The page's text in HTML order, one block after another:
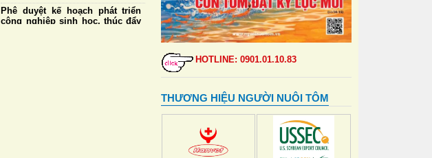
Phê duyệt kế hoạch phát triển
công nghiệp sinh học, thúc đẩy
HOTLINE: 0901.01.10.83
THƯƠNG HIỆU NGƯỜI NUÔI TÔM